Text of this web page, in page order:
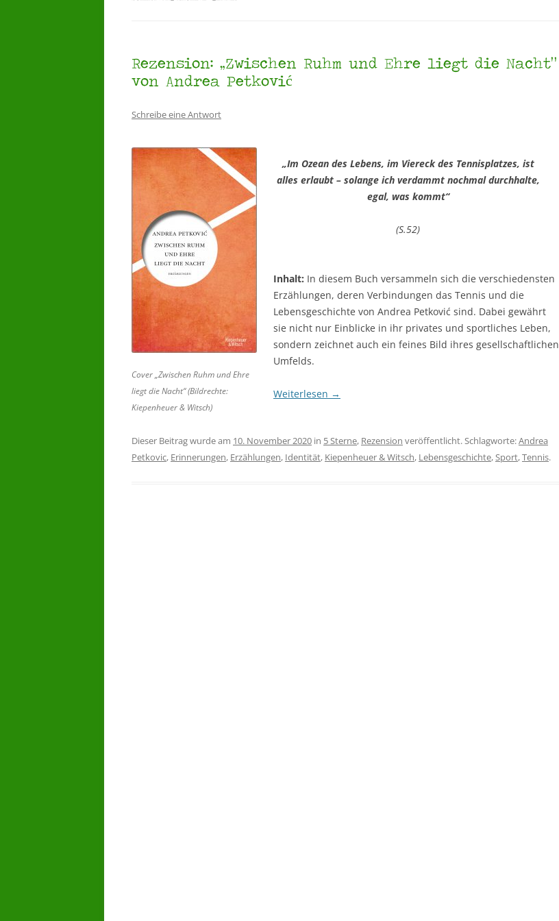
Rezension: „Zwischen Ruhm und Ehre liegt die Nacht“
von Andrea Petković
Schreibe eine Antwort
Cover „Zwischen Ruhm und Ehre
liegt die Nacht“ (Bildrechte:
Kiepenheuer & Witsch)
„Im Ozean des Lebens, im Viereck des Tennisplatzes, ist
alles erlaubt – solange ich verdammt nochmal durchhalte,
egal, was kommt“
(S.52)
Inhalt: In diesem Buch versammeln sich die verschiedensten
Erzählungen, deren Verbindungen das Tennis und die
Lebensgeschichte von Andrea Petković sind. Dabei gewährt
sie nicht nur Einblicke in ihr privates und sportliches Leben,
sondern zeichnet auch ein feines Bild ihres gesellschaftlichen
Umfelds.
Weiterlesen →
Dieser Beitrag wurde am 10. November 2020 in 5 Sterne, Rezension veröffentlicht. Schlagworte:Andrea
Petkovic, Erinnerungen, Erzählungen, Identität, Kiepenheuer & Witsch, Lebensgeschichte, Sport,Tennis.